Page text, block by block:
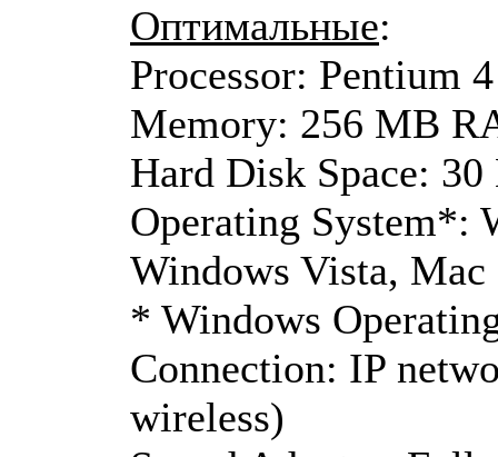
Оптимальные:
Processor: Pentium
Memory: 256 MB
Hard Disk Space:
Operating System*:
Windows Vista, Mac
* Windows
Connection: IP
wireless)